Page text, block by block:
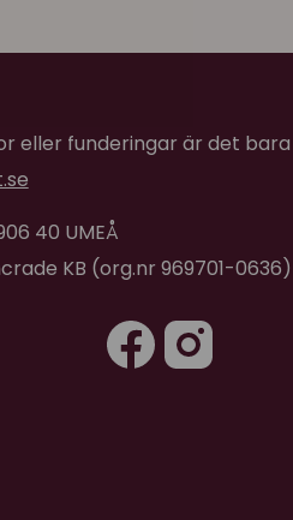
eller funderingar är det
40 UMEÅ
KB (org.nr 969701-0636)